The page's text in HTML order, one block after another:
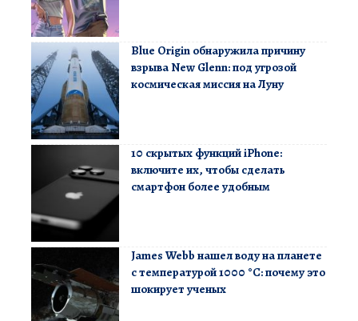
Blue Origin обнаружила причину
взрыва New Glenn: под угрозой
космическая миссия на Луну
10 скрытых функций iPhone:
включите их, чтобы сделать
смартфон более удобным
James Webb нашел воду на планете
с температурой 1000 °C: почему это
шокирует ученых